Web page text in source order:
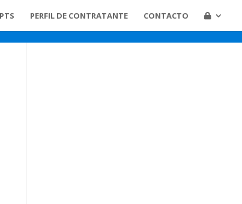
PERFIL DE CONTRATANTE CONTACTO